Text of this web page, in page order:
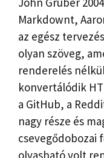
Markdownt,
az egész
olyan szöveg,
renderelés
konvertálódik
a GitHub, a
nagy része és
csevegődobozai